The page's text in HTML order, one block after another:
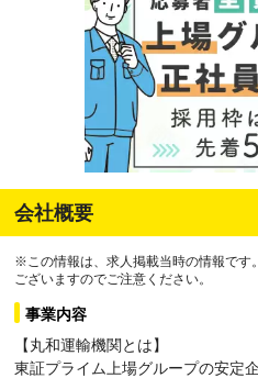
会社概要
※この情報は、求人掲載当時の情報です
ございますのでご注意ください。
事業内容
【丸和運輸機関とは】
東証プライム上場グループの安定企